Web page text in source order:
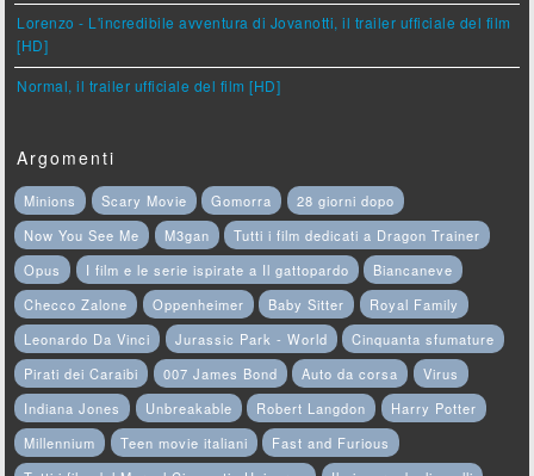
Lorenzo - L'incredibile avventura di Jovanotti, il trailer ufficiale del film
[HD]
Normal, il trailer ufficiale del film [HD]
Argomenti
Minions Scary Movie Gomorra
28 giorni dopo
Now You See Me
M3gan
Tutti i film dedicati a Dragon Trainer
Opus
I film e le serie ispirate a Il gattopardo
Biancaneve
Checco Zalone
Oppenheimer Baby Sitter
Royal Family
Leonardo Da Vinci
Jurassic Park - World
Cinquanta sfumature
Pirati dei Caraibi
007 James Bond Auto da corsa
Virus
Indiana Jones
Unbreakable Robert Langdon
Harry Potter
Millennium
Teen movie italiani
Fast and Furious